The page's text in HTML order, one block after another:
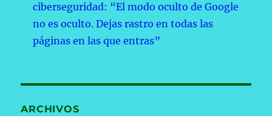
ciberseguridad: “El modo oculto de Google
no es oculto. Dejas rastro en todas las
páginas en las que entras”
ARCHIVOS